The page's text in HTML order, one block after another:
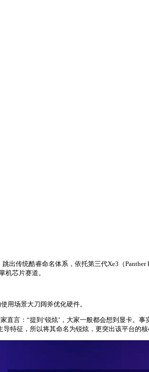
出传统酷睿命名体系，依托第三代Xe3（
机芯片赛道。
用场景大刀阔斧优化硬件。
言：“提到‘锐炫’，大家一般都会想到显卡。
特征，所以将其命名为锐炫，更突出该平台的